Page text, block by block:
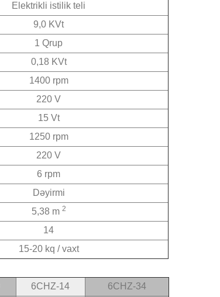
Elektrikli istilik teli
9,0 KVt
1 Qrup
0,18 KVt
1400 rpm
220 V
15 Vt
1250 rpm
220 V
6 rpm
Dəyirmi
5,38 m 2
14
15-20 kq / vaxt
6CHZ-14 6CHZ-34